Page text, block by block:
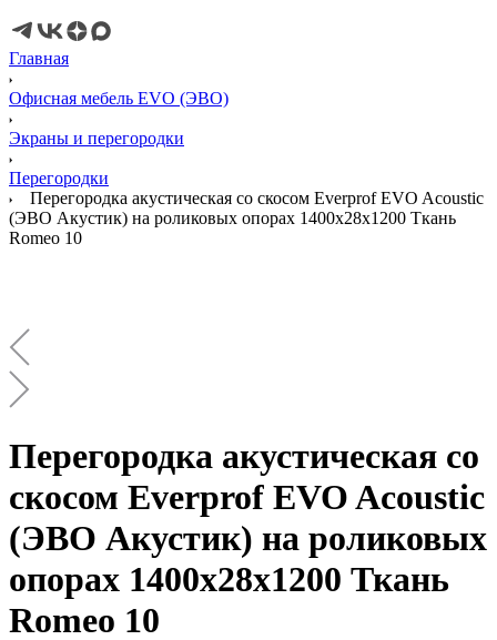
Главная
Офисная мебель EVO (ЭВО)
Экраны и перегородки
Перегородки
Перегородка акустическая со скосом Everprof EVO Acoustic
(ЭВО Акустик) на роликовых опорах 1400х28х1200 Ткань
Romeo 10
Перегородка акустическая со
скосом Everprof EVO Acoustic
(ЭВО Акустик) на роликовых
опорах 1400х28х1200 Ткань
Romeo 10